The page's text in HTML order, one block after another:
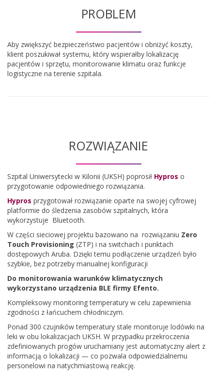
PROBLEM
Aby zwiększyć bezpieczeństwo pacjentów i obniżyć koszty,
klient poszukiwał systemu, który wspierałby lokalizację
pacjentów i sprzętu, monitorowanie klimatu oraz funkcje
logistyczne na terenie szpitala.
ROZWIĄZANIE
Szpital Uniwersytecki w Kilonii (UKSH) poprosił Hypros o
przygotowanie odpowiedniego rozwiązania.
Hypros przygotował rozwiązanie oparte na swojej cyfrowej
platformie do śledzenia zasobów szpitalnych, która
wykorzystuje Bluetooth.
W części sieciowej projektu bazowano na rozwiązaniu Zero
Touch Provisioning (ZTP) i na switchach i punktach
dostępowych Aruba. Dzięki temu podłączenie urządzeń było
szybkie, bez potrzeby manualnej konfiguracji
Do monitorowania warunków klimatycznych
wykorzystano urządzenia BLE firmy Efento.
Kompleksowy monitoring temperatury w celu zapewnienia
zgodności z łańcuchem chłodniczym.
Ponad 300 czujników temperatury stale monitoruje lodówki na
leki w obu lokalizacjach UKSH. W przypadku przekroczenia
zdefiniowanych progów uruchamiany jest automatyczny alert z
informacją o lokalizacji — co pozwala odpowiedzialnemu
personelowi na natychmiastową reakcję.